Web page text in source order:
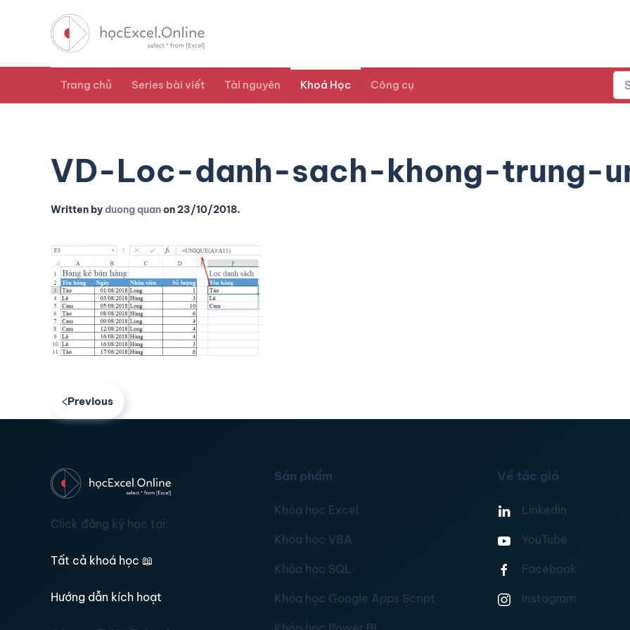
Trang chủ Series bài viết Tài nguyên Khoá Học Công cụ
VD-Loc-danh-sach-khong-trung-
Written byduong quanon23/10/2018.
Previous
Click đăng ký học tại:
Tất cả khoá học 📖
Hướng dẫn kích hoạt
Sản phẩm
Khóa học Excel
Khóa học VBA
Khóa học SQL
Khóa học Google Apps Script
Về tác giả
Linkedin
YouTube
Facebook
Instagram